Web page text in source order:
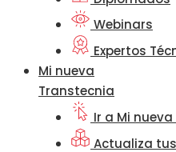
Webinars
Expertos
Mi nueva
Transtecnia
Ir a Mi
Actualiza